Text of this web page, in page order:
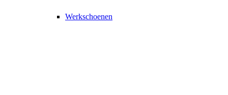
Werkschoenen